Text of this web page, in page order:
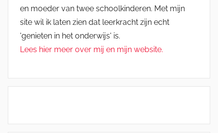
en moeder van twee schoolkinderen. Met mijn
site wil ik laten zien dat leerkracht zijn echt
'genieten in het onderwijs' is.
Lees hier meer over mij en mijn website.